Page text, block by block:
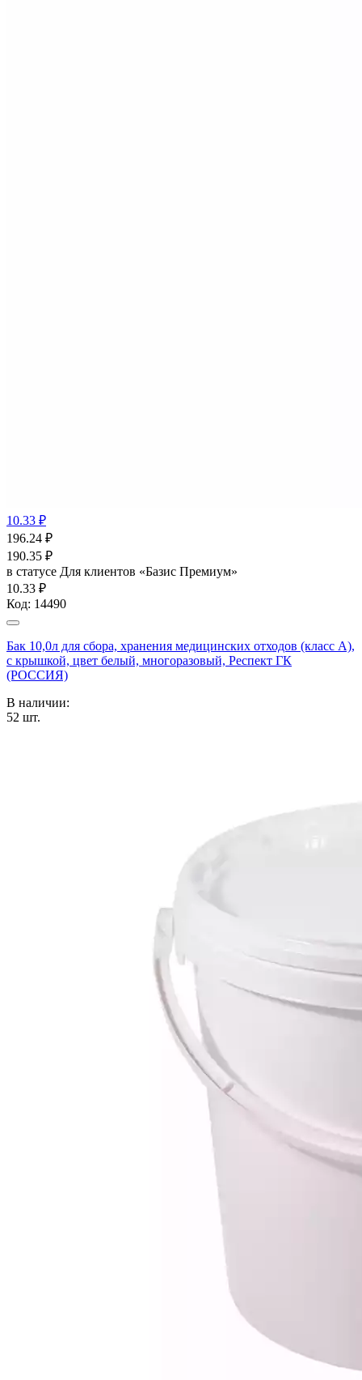
10.33 ₽
196.24 ₽
190.35 ₽
в статусе Для клиентов «Базис Премиум»
10.33 ₽
Код: 14490
Бак 10,0л для сбора, хранения медицинских отходов (класс А),
с крышкой, цвет белый, многоразовый, Респект ГК
(РОССИЯ)
В наличии:
52 шт.